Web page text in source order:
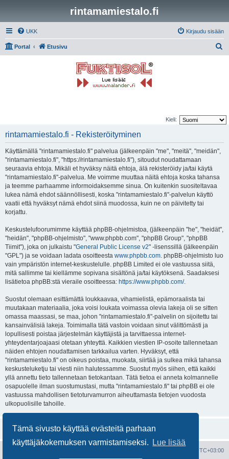
Tämä sivusto käyttää evästeitä parhaan
käyttäjäkokemuksen varmistamiseksi.
Lue lisää
rintamamiestalo.fi
UKK Kirjaudu sisään
Portal Etusivu
Kieli:
rintamamiestalo.fi - Rekisteröityminen
Käyttämällä "rintamamiestalo.fi" palvelua (jälkeenpäin "me", "meitä", "meidän",
"rintamamiestalo.fi", "https://rintamamiestalo.fi"), sitoudut noudattamaan
seuraavia ehtoja. Mikäli et hyväksy näitä ehtoja, älä rekisteröidy ja/tai käytä
"rintamamiestalo.fi"-palvelua. Me voimme muuttaa näitä ehtoja koska tahansa
ja teemme parhaamme informoidaksemme sinua. On kuitenkin suositeltavaa
lukea nämä ehdot säännöllisesti, koska "rintamamiestalo.fi"-palvelun käyttö
vaatii että hyväksyt nämä ehdot siinä muodossa, kuin ne on päivitetty tai
korjattu.
Keskustelufoorumimme käyttää phpBB-ohjelmistoa, (jälkeenpäin "he", "heidät",
"heidän", "phpBB-ohjelmisto", "www.phpbb.com", "phpBB Group", "phpBB
Tiimit"), joka on julkaistu "General Public License v2" -lisenssillä (jälkeenpäin
"GPL") ja se voidaan ladata osoitteesta www.phpbb.com. phpBB-ohjelmisto luo
vain ympäristön internet-keskustelulle. phpBB Limited ei ole vastuussa siitä,
mitä sallimme tai kiellämme sopivana sisältönä ja/tai käytöksenä. Saadaksesi
lisätietoa phpBB:stä vieraile osoitteessa: https://www.phpbb.com/.
Suostut olemaan esittämättä loukkaavaa, vihamielistä, epämoraalista tai
muutakaan materiaalia, joka voisi loukata voimassa olevia lakeja oli se sitten
omassa maassasi, se maa, johon "rintamamiestalo.fi"-palvelin on sijoitettu tai
kansainvälisiä lakeja. Toimimalla tätä vastoin voidaan sinut välittömästi ja
lopullisesti poistaa järjestelmän käyttäjistä ja tarvittaessa internet-
yhteydentarjoajaasi otetaan yhteyttä. Kaikkien viestien IP-osoite tallennetaan
näiden ehtojen noudattamisen tarkkailua varten. Hyväksyt, että
"rintamamiestalo.fi" on oikeus poistaa, muokata, siirtää ja sulkea mikä tahansa
keskusteluketju tai viesti niin halutessamme. Suostut myös siihen, että kaikki
yllä annettu tieto tallennetaan tietokantaan. Tätä tietoa ei anneta kolmannelle
osapuolelle ilman suostumustasi, mutta "rintamamiestalo.fi" tai phpBB ei ole
vastuussa mahdollisen tietoturvamurron aiheuttamasta tietojen vuodosta
ulkopuolisille tahoille.
UTC+03:00